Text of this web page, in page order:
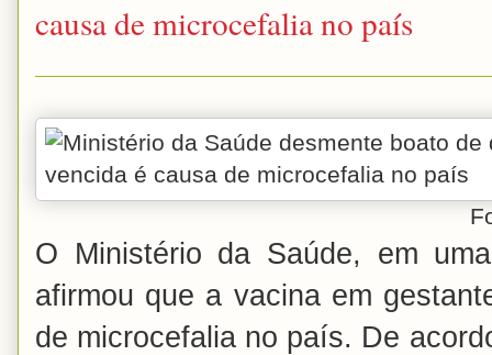
causa de microcefalia no país
Foto:
O Ministério da Saúde, em
afirmou que a vacina em
de microcefalia no país. De